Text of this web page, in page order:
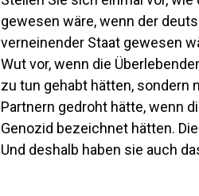
gewesen wäre, wenn der
verneinender Staat gewesen
Wut vor, wenn die
zu tun gehabt hätten, sondern
Partnern gedroht hätte, wenn
Genozid bezeichnet hätten.
Und deshalb haben sie auch